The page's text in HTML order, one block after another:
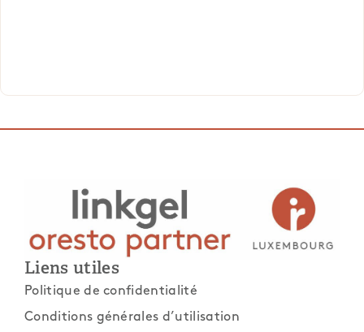
Liens utiles
Politique de confidentialité
Conditions générales d’utilisation